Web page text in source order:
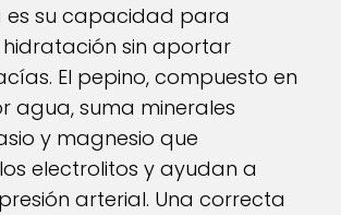
es su capacidad para
sin aportar
El pepino, compuesto en
agua, suma minerales
y magnesio que
electrolitos y ayudan a
arterial. Una correcta